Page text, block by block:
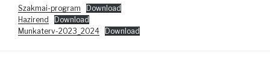
Szakmai-program
Download
Hazirend
Download
Munkaterv-2023_2024
Download